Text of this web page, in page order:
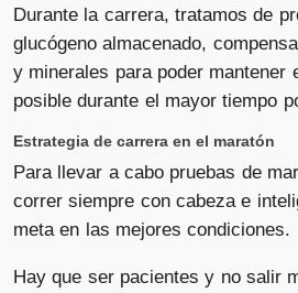
Durante la carrera, tratamos de
glucógeno almacenado,
y minerales para poder mantener
posible durante el mayor tiempo
Estrategia de carrera en el maratón
Para llevar a cabo pruebas de
correr siempre con cabeza e
meta en las mejores condiciones.
Hay que ser pacientes y no salir